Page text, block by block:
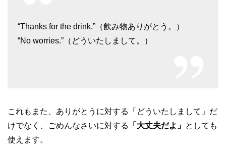
“Thanks for the drink.”（飲み物ありがとう。）
“No worries.”（どういたしまして。）
これもまた、ありがとうに対する「どういたしまして」だ
けでなく、ごめんなさいに対する
「大丈夫だよ」 としても
使えます。